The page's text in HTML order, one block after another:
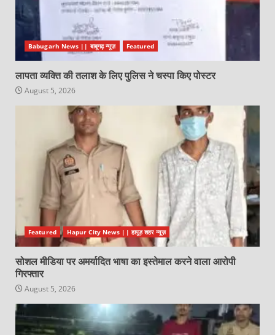
Babugarh News || बाबूगढ़ न्यूज़ Featured
लापता व्यक्ति की तलाश के लिए पुलिस ने चस्पा किए पोस्टर
August 5, 2026
Featured Hapur City News || हापुड़ शहर न्यूज़
सोशल मीडिया पर अमर्यादित भाषा का इस्तेमाल करने वाला आरोपी
गिरफ्तार
August 5, 2026